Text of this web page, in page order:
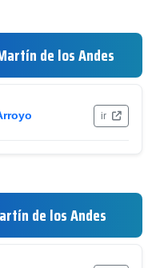
de los Andes
ir
de los Andes